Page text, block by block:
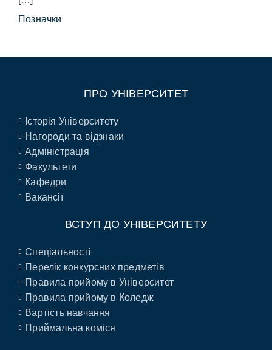
Позначки
ПРО УНІВЕРСИТЕТ
Історія Університету
Нагороди та відзнаки
Адміністрація
Факультети
Кафедри
Вакансії
ВСТУП ДО УНІВЕРСИТЕТУ
Спеціальності
Перелік конкурсних предметів
Правила прийому в Університет
Правила прийому в Коледж
Вартість навчання
Приймальна коміся